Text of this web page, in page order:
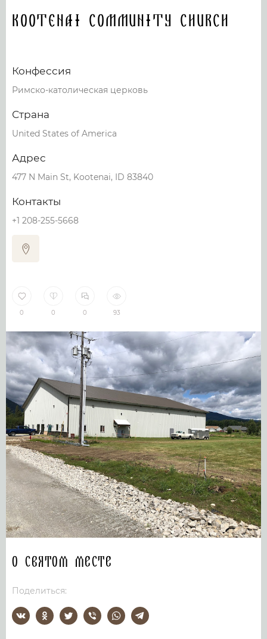
Kootenai Community Church
Конфессия
Римско-католическая церковь
Страна
United States of America
Адрес
477 N Main St, Kootenai, ID 83840
Контакты
+1 208-255-5668
0 0 0 93
О святом месте
Поделиться: